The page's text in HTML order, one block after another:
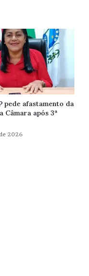
pede afastamento da
Câmara após 3ª
2026